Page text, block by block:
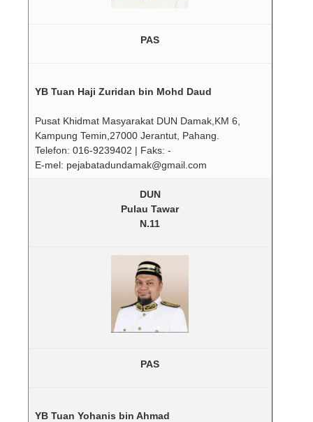
PAS
YB Tuan Haji Zuridan bin Mohd Daud
Pusat Khidmat Masyarakat DUN Damak,KM 6,
Kampung Temin,27000 Jerantut, Pahang.
Telefon: 016-9239402 | Faks: -
E-mel: pejabatadundamak@gmail.com
DUN
Pulau Tawar
N.11
PAS
YB Tuan Yohanis bin Ahmad